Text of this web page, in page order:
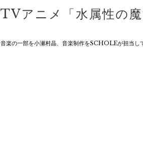
TVアニメ「水属性の魔
音楽の一部を小瀬村晶、音楽制作をSCHOLEが担当